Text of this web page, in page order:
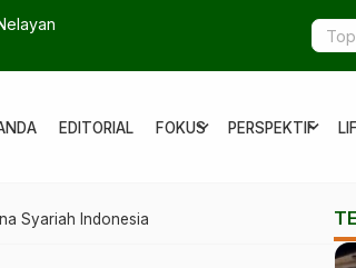
Penjajahan Fisik WFH ASN
EDITORIAL FOKUS
expand_more PERSPEKTIF
expand_more
Syariah Indonesia